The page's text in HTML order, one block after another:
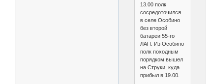
13.00 полк
сосредоточился
в селе Особино
без второй
батареи 55-го
ЛАП. Из Особино
полк походным
порядком вышел
на Струки, куда
прибыл в 19.00.